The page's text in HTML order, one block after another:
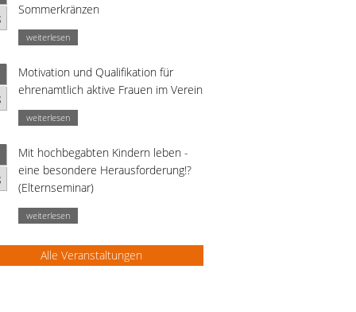
Sommerkränzen
weiterlesen
Motivation und Qualifikation für
ehrenamtlich aktive Frauen im Verein
weiterlesen
Mit hochbegabten Kindern leben -
eine besondere Herausforderung!?
(Elternseminar)
weiterlesen
Alle Veranstaltungen